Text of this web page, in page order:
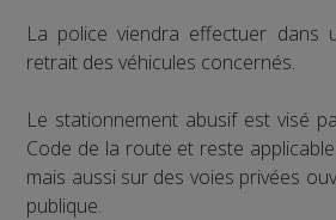
La police viendra effectuer dans
retrait des véhicules concernés.
Le stationnement abusif est visé
Code de la route et reste
mais aussi sur des voies privées
publique.